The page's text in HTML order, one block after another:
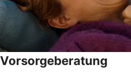
Vorsorgeberatung